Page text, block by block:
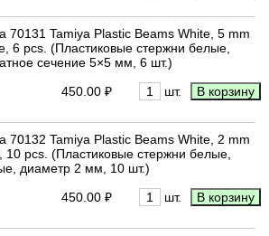
70131 Tamiya Plastic Beams White, 5 mm
6 pcs. (Пластиковые стержни белые,
сечение 5×5 мм, 6 шт.)
450.00 ₽
шт.
70132 Tamiya Plastic Beams White, 2 mm
10 pcs. (Пластиковые стержни белые,
диаметр 2 мм, 10 шт.)
450.00 ₽
шт.